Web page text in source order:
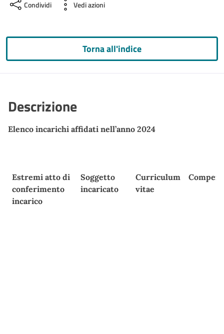
Condividi Vedi azioni
Torna all'indice
Descrizione
Elenco incarichi affidati nell’anno 2024
Estremi atto di
conferimento
incarico
Soggetto
incaricato
Curriculum
vitae